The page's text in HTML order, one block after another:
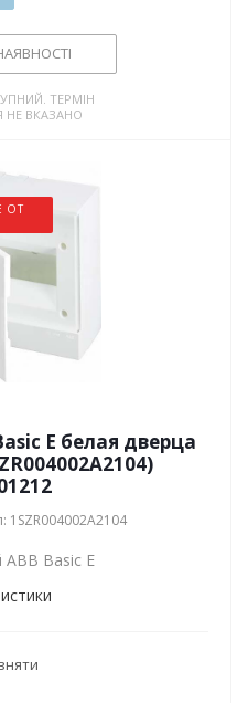
ТЕРМІН
НЕ ВКАЗАНО
ОТ
E белая дверца
1SZR004002A2104
ABB Basic E